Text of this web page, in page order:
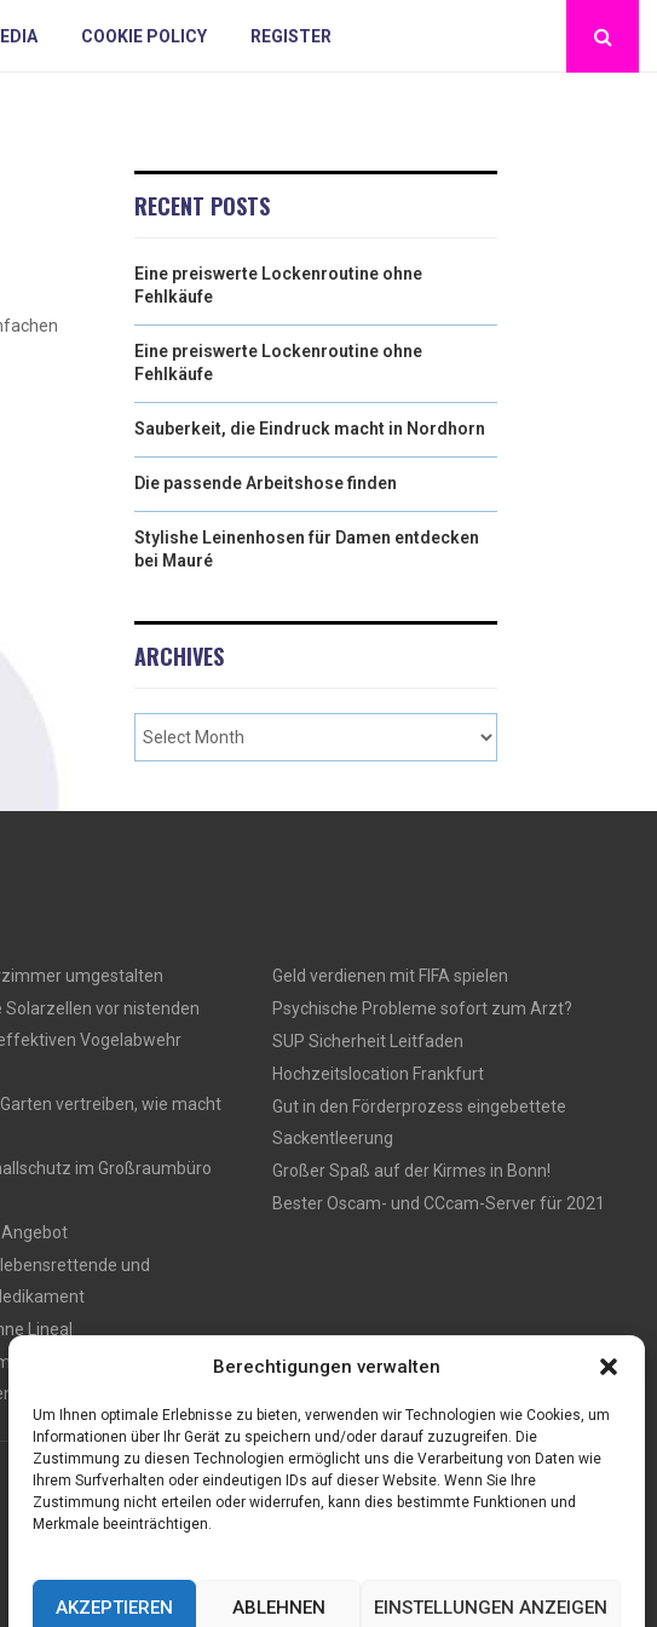
Berechtigungen verwalten
Um Ihnen optimale Erlebnisse zu bieten, verwenden wir Technologien wie Cookies, um
Informationen über Ihr Gerät zu speichern und/oder darauf zuzugreifen. Die
Zustimmung zu diesen Technologien ermöglicht uns die Verarbeitung von Daten wie
Ihrem Surfverhalten oder eindeutigen IDs auf dieser Website. Wenn Sie Ihre
Zustimmung nicht erteilen oder widerrufen, kann dies bestimmte Funktionen und
Merkmale beeinträchtigen.
AKZEPTIEREN ABLEHNEN EINSTELLUNGEN ANZEIGEN
COOKIE POLICY REGISTER
RECENT POSTS
Eine preiswerte Lockenroutine ohne
Fehlkäufe
Eine preiswerte Lockenroutine ohne
Fehlkäufe
Sauberkeit, die Eindruck macht in Nordhorn
Die passende Arbeitshose finden
Stylishe Leinenhosen für Damen entdecken
bei Mauré
ARCHIVES
umgestalten
Solarzellen vor nistenden
Vogelabwehr
vertreiben, wie macht
im Großraumbüro
und
Lineal
für einen Zaun aus
?
Geld verdienen mit FIFA spielen
Psychische Probleme sofort zum Arzt?
SUP Sicherheit Leitfaden
Hochzeitslocation Frankfurt
Gut in den Förderprozess eingebettete
Sackentleerung
Großer Spaß auf der Kirmes in Bonn!
Bester Oscam- und CCcam-Server für 2021